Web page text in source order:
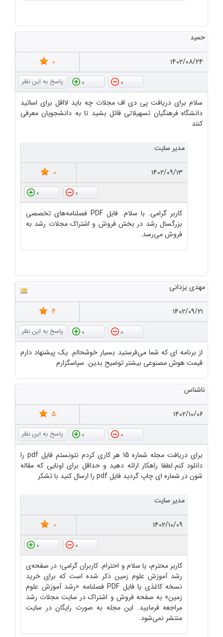
حمید
۱۴۰۲/۰۸/۲۴
0
0
0
سلام برای دریافت پی دی اف مجلات چه باید لااقل برای اساتید
دانشگاه فرهنگیان تسهیلاتی قائل بشید تا به دانشجویان معرفی
کنند
مدیر سایت
۱۴۰۲/۰۹/۱۳
0
0
0
کاربر گرامی. با سلام. فایل PDF فصلنامه‌های تخصصی
بزرگسال رشد در بخش فروش و اشتراک مجلات رشد به
فروش می‌رسد.
مهدی یزدانی
۱۴۰۲/۰۹/۲۱
4
0
0
از برنامه ای که شما می‌فرستید بسیار خوشحالم. یک پیشنهاد دارم
قیمت هوش مصنوعی بیشتر توضیح بدین. سپاسگزارم
ناشناس
۱۴۰۲/۱۰/۰۶
5
0
0
برای دریافت مجله شماره 15 هر کاری کردم نتونستم فایل pdf را
دانلود کنم.لطفا راهکار ارائه دهید و حداقل برای اونایی که مقاله
شون در شماره ای چاپ گردید فایل pdf را ارسال کنید با تشکر
مدیر سایت
۱۴۰۲/۱۰/۰۹
0
0
0
کاربر محترم، یا سلام و احترام. کاربران گرامی؛ در صفحه‌ی
رشد آموزش علوم زمین ذکر شده است که برای خرید
نسخه کاغذی یا فایل PDF فصلنامه «رشد آموزش علوم
زمین» به صفحه فروش و اشتراک در سایت مجلات رشد
مراجعه فرمایید. این مجله به صورت رایگان در سایت
منتشر نمی‌شود.